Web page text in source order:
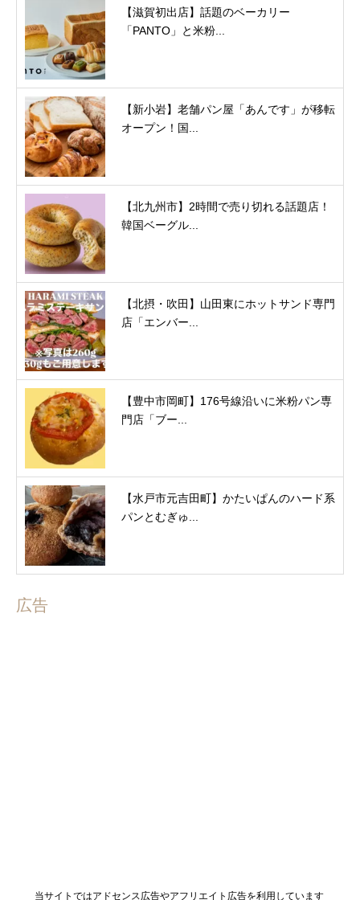
【滋賀初出店】話題のベーカリー
「PANTO」と米粉...
【新小岩】老舗パン屋「あんです」が移転
オープン！国...
【北九州市】2時間で売り切れる話題店！
韓国ベーグル...
【北摂・吹田】山田東にホットサンド専門
店「エンバー...
【豊中市岡町】176号線沿いに米粉パン専
門店「ブー...
【水戸市元吉田町】かたいぱんのハード系
パンとむぎゅ...
広告
当サイトではアドセンス広告やアフリエイト広告を利用しています